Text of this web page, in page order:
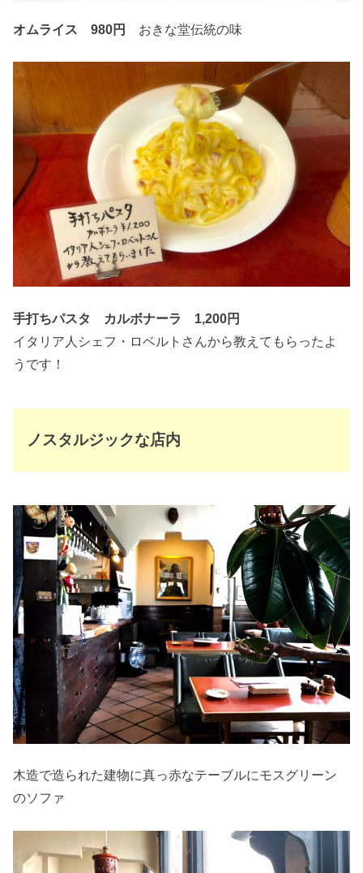
オムライス 980円 おきな堂伝統の味
手打ちパスタ カルボナーラ 1,200円
イタリア人シェフ・ロベルトさんから教えてもらったよ
うです！
ノスタルジックな店内
木造で造られた建物に真っ赤なテーブルにモスグリーン
のソファ